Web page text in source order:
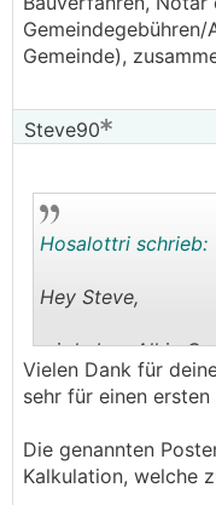
Gemeindegebühren/
Gemeinde),
Steve90
Hosalottri schrieb:
Hey Steve,
wir haben All in
kommen noch ein
ein paar Punkte
Lage- und
Vielen Dank für
sehr für einen
Die genannten
Kalkulation, welche